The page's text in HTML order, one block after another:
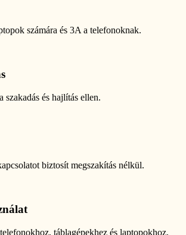
számára és 3A a telefonoknak.
szakadás és hajlítás ellen.
biztosít megszakítás nélkül.
táblagépekhez és laptopokhoz.